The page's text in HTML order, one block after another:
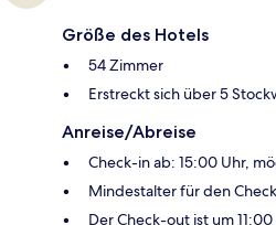
Größe des Hotels
54 Zimmer
Erstreckt sich über 5
Anreise/Abreise
Check-in ab: 15:00 Uhr,
Mindestalter für den
Der Check-out ist um